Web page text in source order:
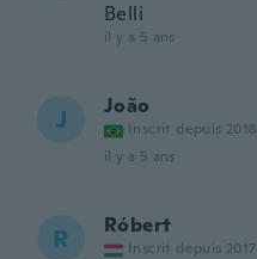
Belli
il y a 5 ans
J João
Inscrit depuis 2018
il y a 5 ans
R Róbert
Inscrit depuis 2017